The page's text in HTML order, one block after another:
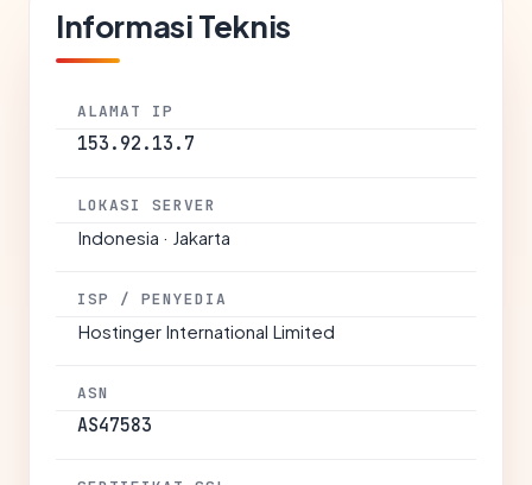
Informasi Teknis
ALAMAT IP
153.92.13.7
LOKASI SERVER
Indonesia · Jakarta
ISP / PENYEDIA
Hostinger International Limited
ASN
AS47583